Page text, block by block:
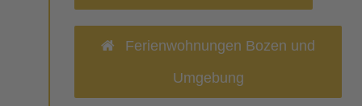
Ferienwohnungen Bozen und
Umgebung